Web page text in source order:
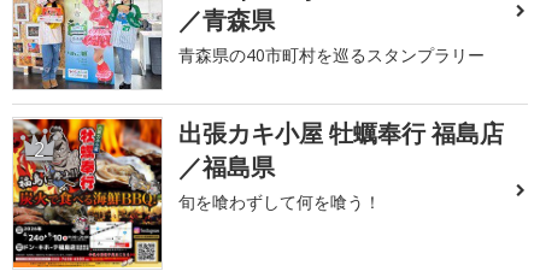
／青森県
青森県の40市町村を巡るスタンプラリー
2
出張カキ小屋 牡蠣奉行 福島店
／福島県
旬を喰わずして何を喰う！